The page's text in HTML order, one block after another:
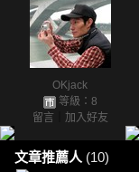
OKjack
等級：8
留言
加入好友
文章推薦人 (10)